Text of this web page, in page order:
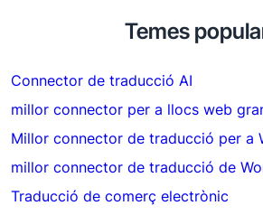
Temes
Connector de traducció AI
millor connector per a llocs web
Millor connector de traducció per a
millor connector de traducció de
Traducció de comerç electrònic